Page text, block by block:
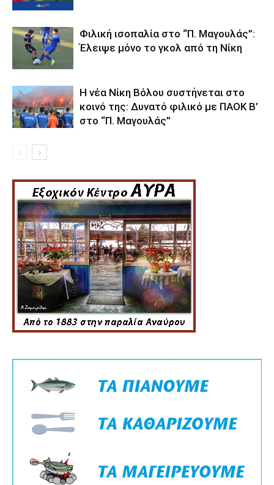
Φιλική ισοπαλία στο “Π. Μαγουλάς”:
Έλειψε μόνο το γκολ από τη Νίκη
Η νέα Νίκη Βόλου συστήνεται στο
κοινό της: Δυνατό φιλικό με ΠΑΟΚ Β’
στο “Π. Μαγουλάς”